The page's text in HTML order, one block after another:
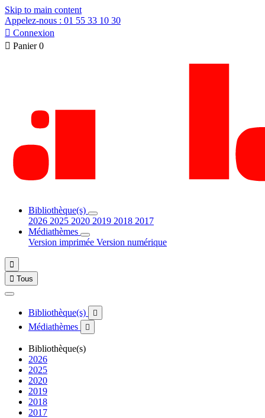
Skip to main content
Appelez-nous : 01 55 33 10 30
 Connexion
 Panier 0
Bibliothèque(s)
2026 2025 2020 2019 2018 2017
Médiathèmes
Version imprimée Version numérique

 Tous
Bibliothèque(s) 
Médiathèmes 
Bibliothèque(s)
2026
2025
2020
2019
2018
2017